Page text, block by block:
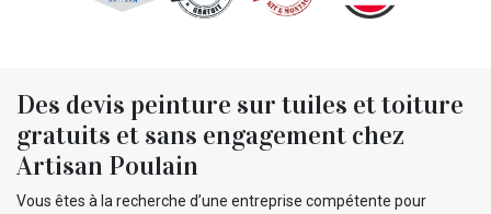
Des devis peinture sur tuiles et toiture
gratuits et sans engagement chez
Artisan Poulain
Vous êtes à la recherche d’une entreprise compétente pour